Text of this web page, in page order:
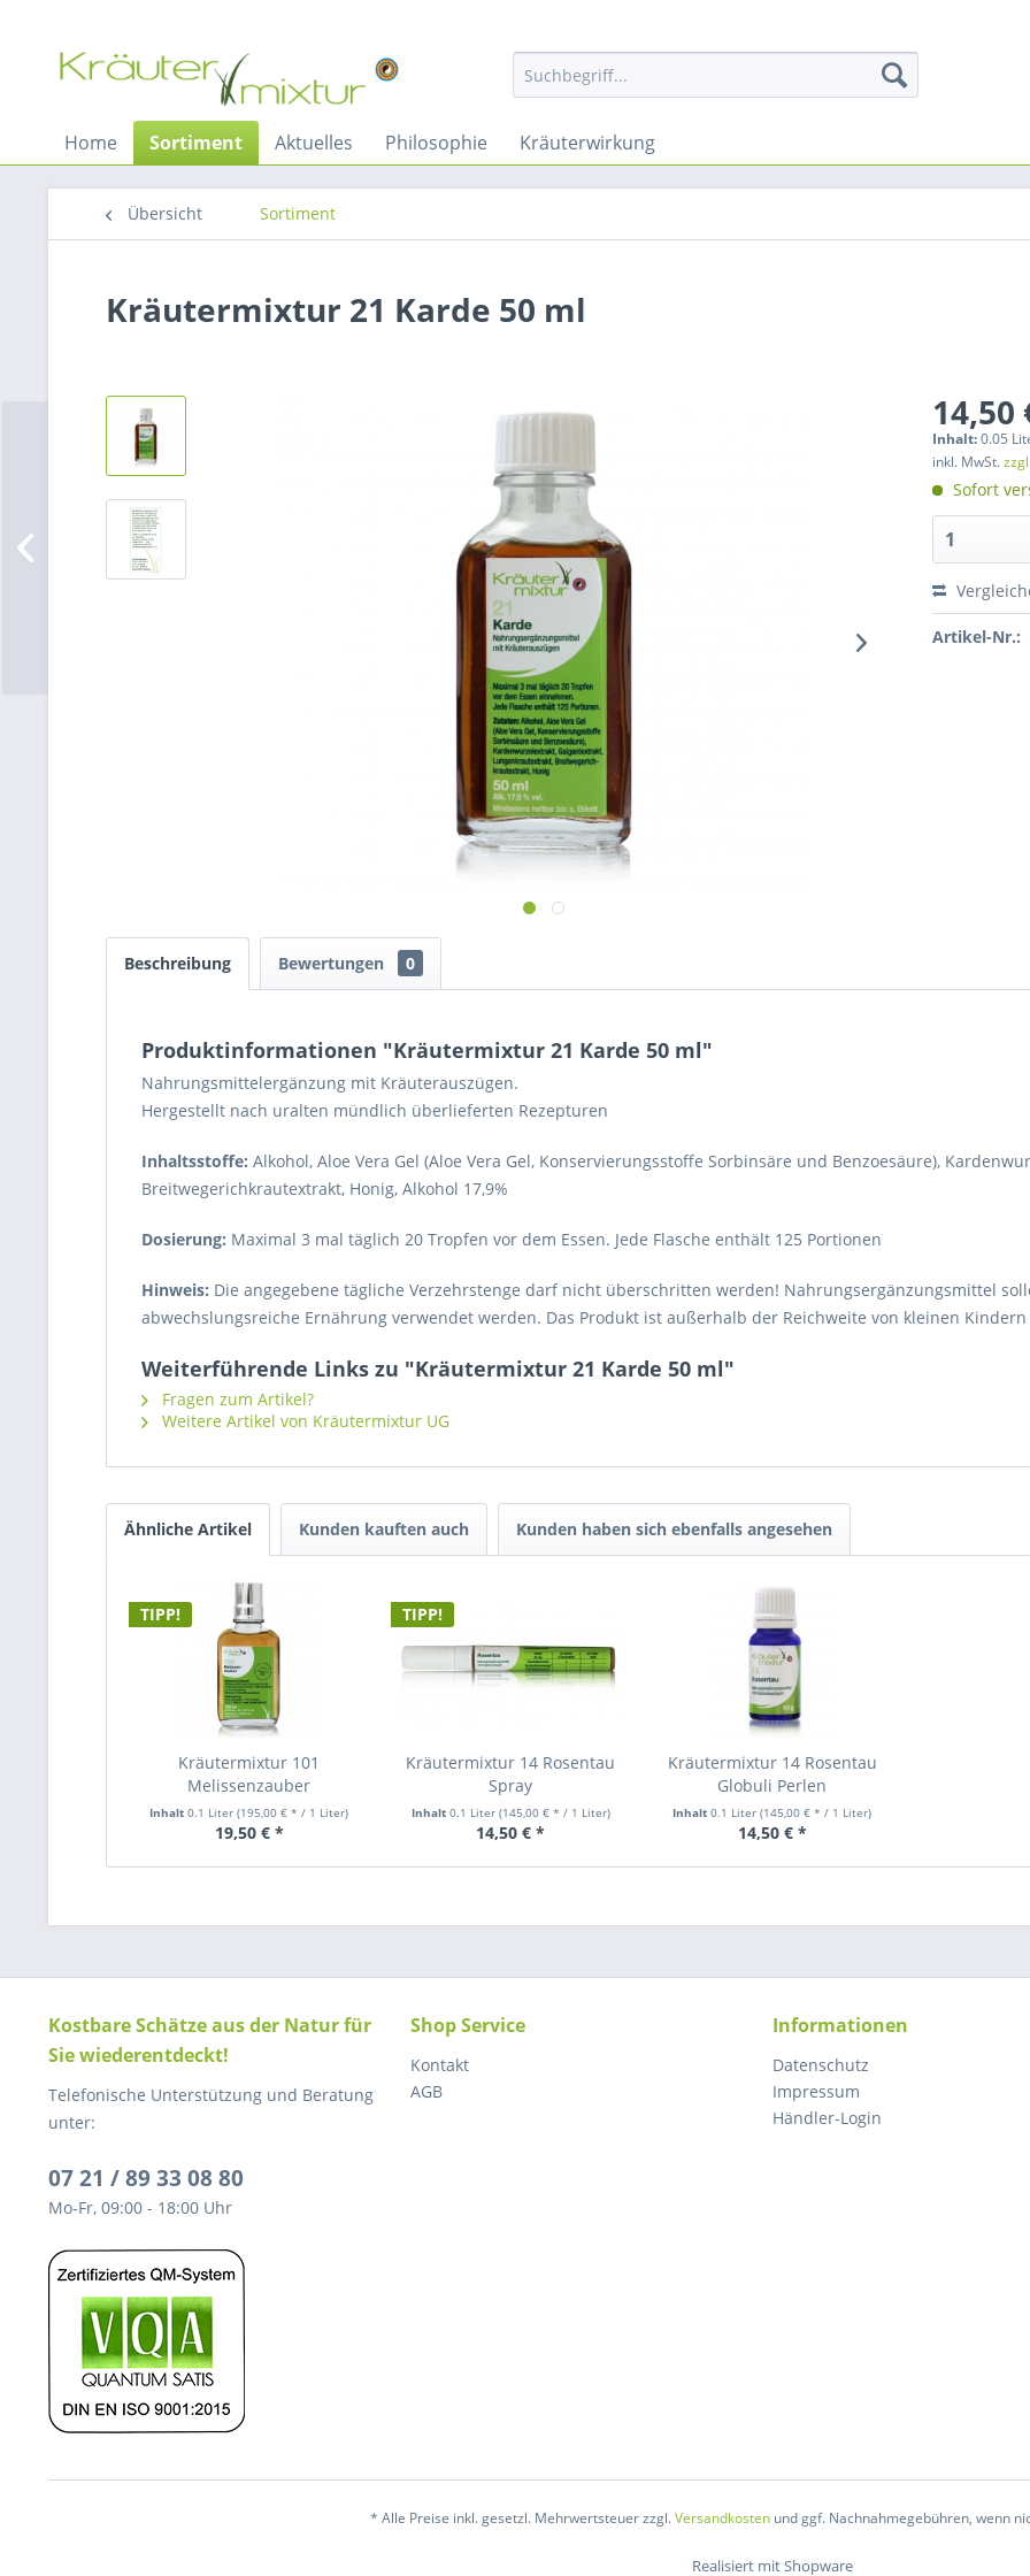
Home Sortiment Aktuelles Philosophie Kräuterwirkung
Übersicht Sortiment
Kräutermixtur 21 Karde 50 ml
14,50
Inhalt:0.05
inkl. MwSt.
Sofort
Artikel-Nr.:
Beschreibung Bewertungen 0
Produktinformationen "Kräutermixtur 21 Karde 50 ml"
Nahrungsmittelergänzung mit Kräuterauszügen.
Hergestellt nach uralten mündlich überlieferten Rezepturen
Inhaltsstoffe: Alkohol, Aloe Vera Gel (Aloe Vera Gel, Konservierungsstoffe Sorbinsäre und Benzoesäure),
Breitwegerichkrautextrakt, Honig, Alkohol 17,9%
Dosierung: Maximal 3 mal täglich 20 Tropfen vor dem Essen. Jede Flasche enthält 125 Portionen
Hinweis: Die angegebene tägliche Verzehrstenge darf nicht überschritten werden! Nahrungsergänzungsmittel
abwechslungsreiche Ernährung verwendet werden. Das Produkt ist außerhalb der Reichweite von kleinen
Weiterführende Links zu "Kräutermixtur 21 Karde 50 ml"
Fragen zum Artikel?
Weitere Artikel von Kräutermixtur UG
Ähnliche Artikel Kunden kauften auch Kunden haben sich ebenfalls angesehen
TIPP!
Kräutermixtur 101
Melissenzauber
Inhalt0.1 Liter(195,00 € * / 1 Liter)
19,50 € *
TIPP!
Kräutermixtur 14 Rosentau
Spray
Inhalt 0.1 Liter (145,00 € * / 1 Liter)
14,50 € *
Kräutermixtur 14 Rosentau
Globuli Perlen
Inhalt0.1 Liter(145,00 € * / 1 Liter)
14,50 € *
Kostbare Schätze aus der Natur für
Sie wiederentdeckt!
Telefonische Unterstützung und Beratung
unter:
07 21 / 89 33 08 80
Mo-Fr, 09:00 - 18:00 Uhr
Shop Service
Kontakt
AGB
Informationen
Datenschutz
Impressum
Händler-Login
* Alle Preise inkl. gesetzl. Mehrwertsteuer zzgl.Versandkostenund ggf. Nachnahmegebühren, wenn
Realisiert mit Shopware